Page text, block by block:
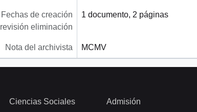
Fechas de creación
revisión eliminación
1 documento, 2 páginas
Nota del archivista MCMV
Ciencias Sociales Admisión